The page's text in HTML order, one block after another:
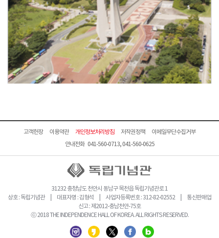
고객헌장 이용약관 개인정보처리방침 저작권정책
이메일무단수집거부
안내전화 041-560-0713, 041-560-0625
31232 충청남도 천안시 동남구 목천읍 독립기념관로 1
상호 : 독립기념관 | 대표자명 : 김형석 | 사업자등록번호 : 312-82-02552 | 통신판매업
신고 : 제2012-충남천안-75호
ⓒ 2018 THE INDEPENDENCE HALL OF KOREA. ALL RIGHTS RESERVED.